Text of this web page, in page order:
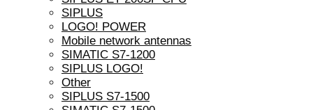
SIPLUS
LOGO! POWER
Mobile network antennas
SIMATIC S7-1200
SIPLUS LOGO!
Other
SIPLUS S7-1500